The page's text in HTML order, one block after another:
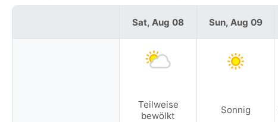
Sat, Aug 08
Teilweise
bewölkt
Sun, Aug 09
Sonnig